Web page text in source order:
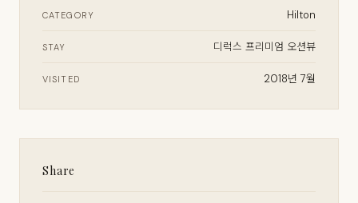
CATEGORY Hilton
STAY 디럭스 프리미엄 오션뷰
VISITED 2018년 7월
Share